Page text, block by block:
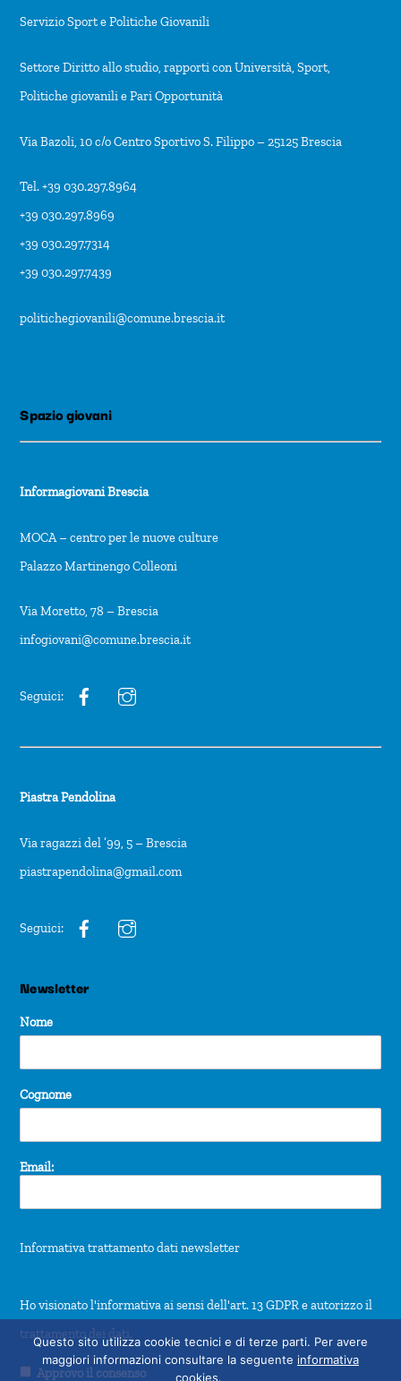
Servizio Sport e Politiche Giovanili
Settore Diritto allo studio, rapporti con Università, Sport,
Politiche giovanili e Pari Opportunità
Via Bazoli, 10 c/o Centro Sportivo S. Filippo – 25125 Brescia
Tel. +39 030.297.8964
+39 030.297.8969
+39 030.297.7314
+39 030.297.7439
politichegiovanili@comune.brescia.it
Spazio giovani
Informagiovani Brescia
MOCA – centro per le nuove culture
Palazzo Martinengo Colleoni
Via Moretto, 78 – Brescia
infogiovani@comune.brescia.it
Seguici:
Piastra Pendolina
Via ragazzi del ’99, 5 – Brescia
piastrapendolina@gmail.com
Seguici:
Newsletter
Nome
Cognome
Email:
Informativa trattamento dati newsletter
Ho visionato l'informativa ai sensi dell'art. 13 GDPR e autorizzo il
trattamento dei dati.
Approvo il consenso
Questo sito utilizza cookie tecnici e di terze parti. Per avere
maggiori informazioni consultare la seguente informativa
cookies.